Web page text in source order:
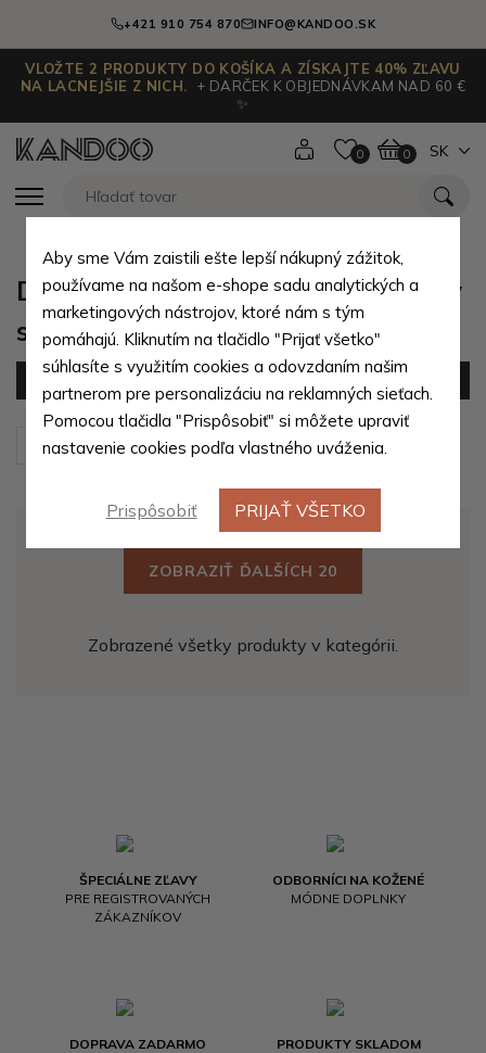
+421 910 754 870 INFO@KANDOO.SK
VLOŽTE 2 PRODUKTY DO KOŠÍKA A ZÍSKAJTE 40% ZĽAVU
NA LACNEJŠIE Z NICH.
+ DARČEK K OBJEDNÁVKAM NAD 60 €
✨
0 0 SK
Dojčenské kabátiky bundy mikiny
svetre vesty pre chlapcov
(0 produktov)
Zoradiť podľa: Predvolené
ZOBRAZIŤ ĎALŠÍCH 20
Zobrazené všetky produkty v kategórii.
ŠPECIÁLNE ZĽAVY
PRE REGISTROVANÝCH
ZÁKAZNÍKOV
ODBORNÍCI NA KOŽENÉ
MÓDNE DOPLNKY
DOPRAVA ZADARMO
PRODUKTY SKLADOM
Aby sme Vám zaistili ešte lepší nákupný zážitok,
používame na našom e-shope sadu analytických a
marketingových nástrojov, ktoré nám s tým
pomáhajú. Kliknutím na tlačidlo "Prijať všetko"
súhlasíte s využitím cookies a odovzdaním našim
partnerom pre personalizáciu na reklamných sieťach.
Pomocou tlačidla "Prispôsobiť" si môžete upraviť
nastavenie cookies podľa vlastného uváženia.
Prispôsobiť PRIJAŤ VŠETKO